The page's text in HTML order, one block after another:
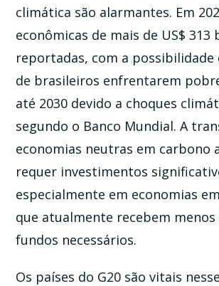
climática são alarmantes. Em
econômicas de mais de US$
reportadas, com a possibilidade
de brasileiros enfrentarem
até 2030 devido a choques
segundo o Banco Mundial. A
economias neutras em carbono
requer investimentos
especialmente em economias
que atualmente recebem menos
fundos necessários.
Os países do G20 são vitais